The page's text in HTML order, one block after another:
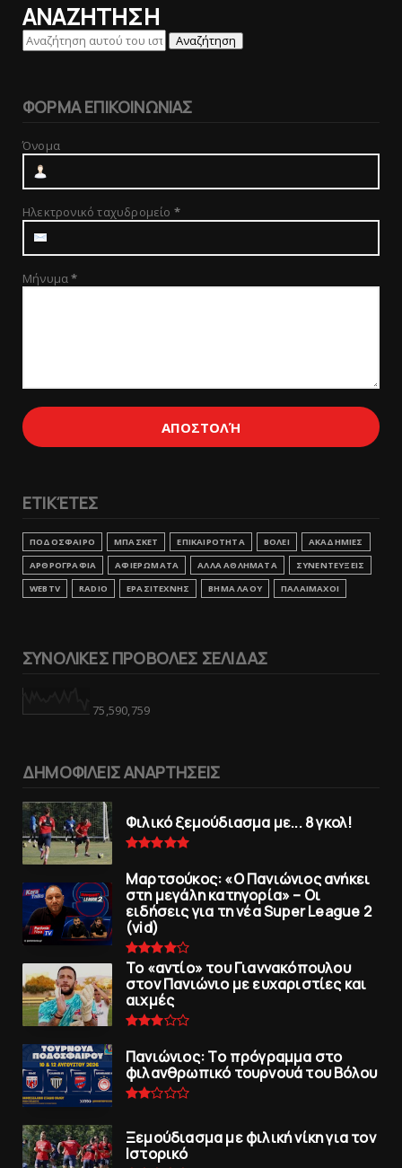
ΑΝΑΖΗΤΗΣΗ
ΦΟΡΜΑ ΕΠΙΚΟΙΝΩΝΙΑΣ
Όνομα
Ηλεκτρονικό ταχυδρομείο *
Μήνυμα*
ΕΤΙΚΈΤΕΣ
ΠΟΔΟΣΦΑΙΡΟ ΜΠΑΣΚΕΤ ΕΠΙΚΑΙΡΟΤΗΤΑ ΒΟΛΕΙ
ΑΚΑΔΗΜΙΕΣ
ΑΡΘΡΟΓΡΑΦΙΑ
ΑΦΙΕΡΩΜΑΤΑ ΑΛΛΑ ΑΘΛΗΜΑΤΑ
ΣΥΝΕΝΤΕΥΞΕΙΣ
WEBTV
RADIO ΕΡΑΣΙΤΕΧΝΗΣ ΒΗΜΑ ΛΑΟΥ ΠΑΛΑΙΜΑΧΟΙ
ΣΥΝΟΛΙΚΕΣ ΠΡΟΒΟΛΕΣ ΣΕΛΙΔΑΣ
75,590,759
ΔΗΜΟΦΙΛΕΙΣ ΑΝΑΡΤΗΣΕΙΣ
Φιλικό ξεμούδιασμα με... 8 γκολ!
Μαρτσούκος: «Ο Πανιώνιος ανήκει
στη μεγάλη κατηγορία» – Οι
ειδήσεις για τη νέα Super League 2
(vid)
To «αντίο» του Γιαννακόπουλου
στον Πανιώνιο με ευχαριστίες και
αιχμές
Πανιώνιoς: Tο πρόγραμμα στο
φιλανθρωπικό τουρνουά του Bόλου
Ξεμούδιασμα με φιλική νίκη για τoν
Iστορικό